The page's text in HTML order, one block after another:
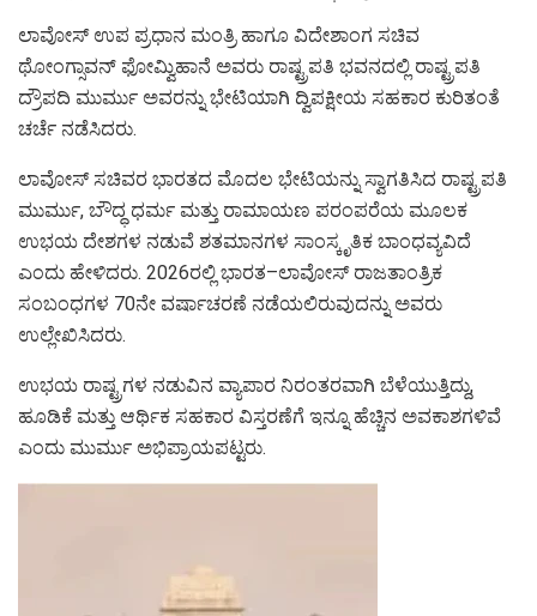
ಲಾವೋಸ್ ಉಪ ಪ್ರಧಾನ ಮಂತ್ರಿ ಹಾಗೂ ವಿದೇಶಾಂಗ ಸಚಿವ
ಥೋಂಗ್ಸಾವನ್ ಫೋಮ್ವಿಹಾನೆ ಅವರು ರಾಷ್ಟ್ರಪತಿ ಭವನದಲ್ಲಿ ರಾಷ್ಟ್ರಪತಿ
ದ್ರೌಪದಿ ಮುರ್ಮು ಅವರನ್ನು ಭೇಟಿಯಾಗಿ ದ್ವಿಪಕ್ಷೀಯ ಸಹಕಾರ ಕುರಿತಂತೆ
ಚರ್ಚೆ ನಡೆಸಿದರು.
ಲಾವೋಸ್ ಸಚಿವರ ಭಾರತದ ಮೊದಲ ಭೇಟಿಯನ್ನು ಸ್ವಾಗತಿಸಿದ ರಾಷ್ಟ್ರಪತಿ
ಮುರ್ಮು, ಬೌದ್ಧ ಧರ್ಮ ಮತ್ತು ರಾಮಾಯಣ ಪರಂಪರೆಯ ಮೂಲಕ
ಉಭಯ ದೇಶಗಳ ನಡುವೆ ಶತಮಾನಗಳ ಸಾಂಸ್ಕೃತಿಕ ಬಾಂಧವ್ಯವಿದೆ
ಎಂದು ಹೇಳಿದರು. 2026ರಲ್ಲಿ ಭಾರತ–ಲಾವೋಸ್ ರಾಜತಾಂತ್ರಿಕ
ಸಂಬಂಧಗಳ 70ನೇ ವರ್ಷಾಚರಣೆ ನಡೆಯಲಿರುವುದನ್ನು ಅವರು
ಉಲ್ಲೇಖಿಸಿದರು.
ಉಭಯ ರಾಷ್ಟ್ರಗಳ ನಡುವಿನ ವ್ಯಾಪಾರ ನಿರಂತರವಾಗಿ ಬೆಳೆಯುತ್ತಿದ್ದು,
ಹೂಡಿಕೆ ಮತ್ತು ಆರ್ಥಿಕ ಸಹಕಾರ ವಿಸ್ತರಣೆಗೆ ಇನ್ನೂ ಹೆಚ್ಚಿನ ಅವಕಾಶಗಳಿವೆ
ಎಂದು ಮುರ್ಮು ಅಭಿಪ್ರಾಯಪಟ್ಟರು.